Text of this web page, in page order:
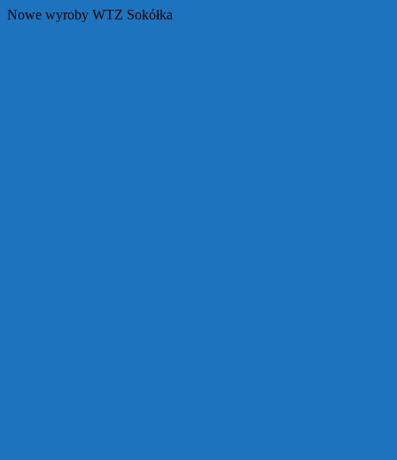
Nowe wyroby WTZ Sokółka